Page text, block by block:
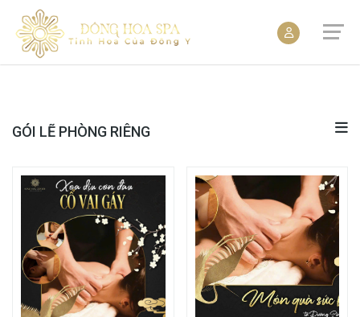
GÓI LẼ PHÒNG RIÊNG